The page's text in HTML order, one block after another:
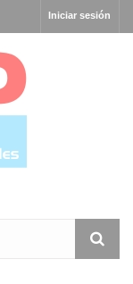
Iniciar sesión